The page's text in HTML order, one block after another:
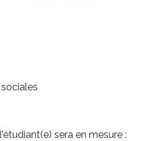
sera en mesure :